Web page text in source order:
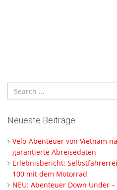
Neueste Beiträge
Velo-Abenteuer von Vietnam
garantierte Abreisedaten
Erlebnisbericht;
100 mit dem Motorrad
NEU: Abenteuer Down Under